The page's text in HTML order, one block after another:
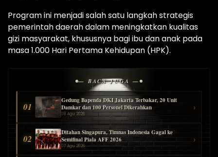
Program ini menjadi salah satu langkah strategis
pemerintah daerah dalam meningkatkan kualitas
gizi masyarakat, khususnya bagi ibu dan anak pada
masa 1.000 Hari Pertama Kehidupan (HPK).
— BACA JUGA —
01
Gedung Bapenda DKI Jakarta Terbakar, 20 Unit
Damkar dan 100 Personel Dikerahkan
08 Agu 2026
›
02
Ditahan Singapura, Timnas Indonesia Gagal ke
Semifinal Piala AFF 2026
07 Agu 2026
›